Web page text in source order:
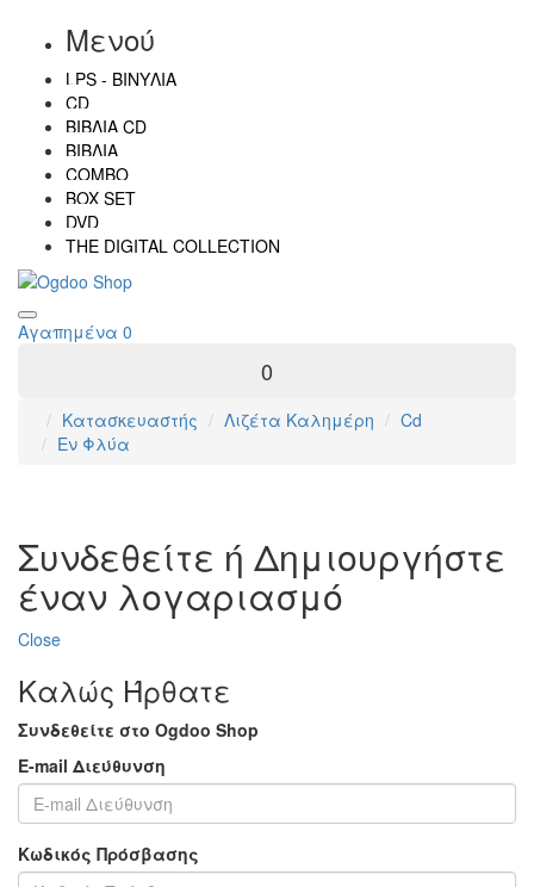
Μενού
LPS - ΒΙΝΎΛΙΑ
CD
ΒΙΒΛΊΑ CD
ΒΙΒΛΊΑ
COMBO
BOX SET
DVD
THE DIGITAL COLLECTION
Αγαπημένα 0
0
Κατασκευαστής Λιζέτα Καλημέρη
Cd
Εν Φλύα
Συνδεθείτε ή Δημιουργήστε
έναν λογαριασμό
Close
Καλώς Ήρθατε
Συνδεθείτε στο Ogdoo Shop
E-mail Διεύθυνση
Κωδικός Πρόσβασης